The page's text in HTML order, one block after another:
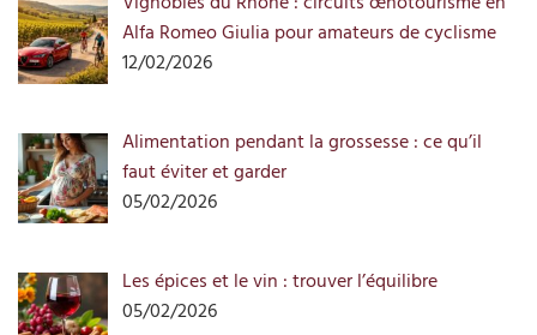
Alfa Romeo Giulia pour amateurs de cyclisme
12/02/2026
Alimentation pendant la grossesse : ce qu’il
faut éviter et garder
05/02/2026
Les épices et le vin : trouver l’équilibre
05/02/2026